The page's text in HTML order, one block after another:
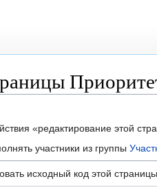
«редактирование этой
участники из группы
исходный код этой страницы.